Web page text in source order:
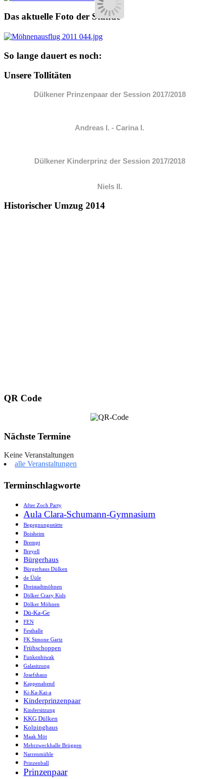
Das aktuelle Foto der Stunde
So lange dauert es noch:
Unsere Tollitäten
Dülkener Prinzenpaar der Session 2017/2018
Andreas I. - Carina I.
Dülkener Kinderprinz der Session 2017/2018
Niels II.
Historischer Umzug 2014
QR Code
Nächste Termine
Keine Veranstaltungen
alle Veranstaltungen
Terminschlagworte
After Zoch Party
Aula Clara-Schumann-Gymnasium
Begegnungsstätte
Boisheim
Brempt
Breyell
Bürgerhaus
Bürgerhaus Dülken
de Üüle
Dreistadtmöhnen
Dölker Crazy Kids
Dölker Möhnen
Dü-Ka-Ge
FEN
Festhalle
FK Simone Gartz
Frühschoppen
Funkenbiwak
Galasitzung
Josefshaus
Kappenabend
Ki-Ka-Kai-a
Kinderprinzenpaar
Kindersitzung
KKG Dülken
Kolpinghaus
Maak Möt
Mehrzweckhalle Brüggen
Narrenmühle
Prinzenball
Prinzenpaar